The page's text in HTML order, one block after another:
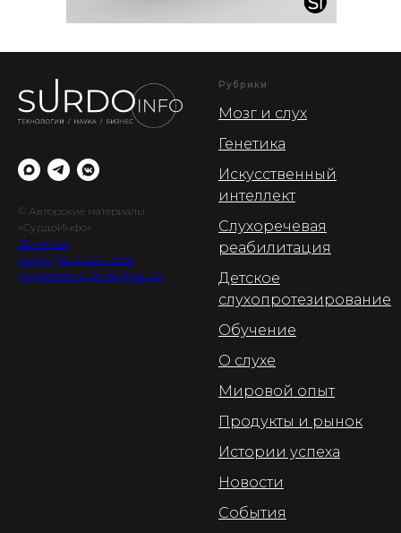
© Авторские материалы
«СурдоИнфо»
Политика
конфиденциальности
разработано SemanticaLab
Рубрики
Мозг и слух
Генетика
Искусственный
интеллект
Слухоречевая
реабилитация
Детское
слухопротезирование
Обучение
О слухе
Мировой опыт
Продукты и рынок
Истории успеха
Новости
События